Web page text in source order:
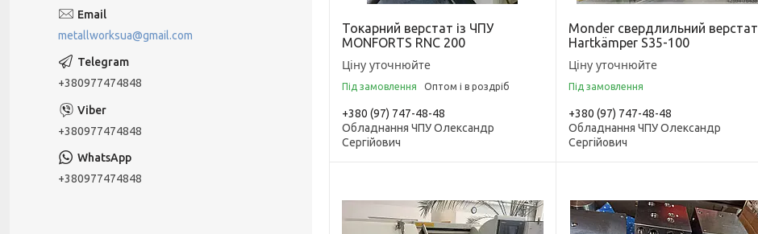
Токарний верстат із ЧПУ
MONFORTS RNC 200
Ціну уточнюйте
Під замовлення Оптом і в роздріб
+380 (97) 747-48-48
Обладнання ЧПУ Олександр
Сергійович
Monder свердлильний верстат
Hartkämper S35-100
Ціну уточнюйте
Під замовлення
+380 (97) 747-48-48
Обладнання ЧПУ Олександр
Сергійович
metallworksua@gmail.com
+380977474848
+380977474848
+380977474848